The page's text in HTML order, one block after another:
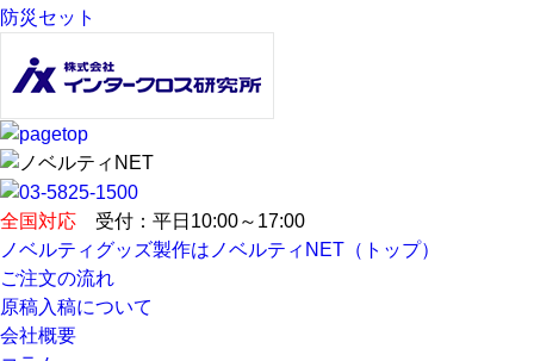
防災セット
全国対応 受付：平日10:00～17:00
ノベルティグッズ製作はノベルティNET（トップ）
ご注文の流れ
原稿入稿について
会社概要